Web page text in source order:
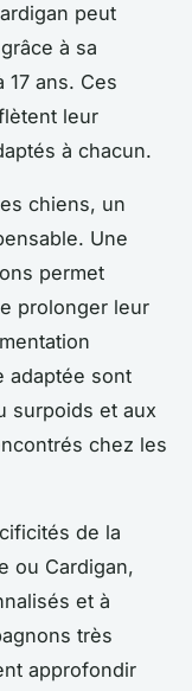
peut
à sa
17 ans. Ces
leur
à chacun.
chiens, un
Une
permet
prolonger leur
adaptée sont
surpoids et aux
chez les
de la
ou Cardigan,
et à
très
approfondir